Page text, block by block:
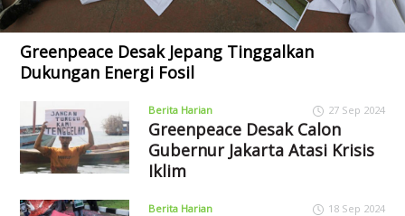
Greenpeace Desak Jepang Tinggalkan
Dukungan Energi Fosil
Berita Harian 27 Sep 2024
Greenpeace Desak Calon
Gubernur Jakarta Atasi Krisis
Iklim
Berita Harian 18 Sep 2024